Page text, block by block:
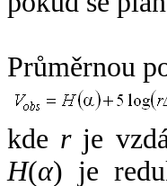
Průměrnou
kde rje
H(α) je